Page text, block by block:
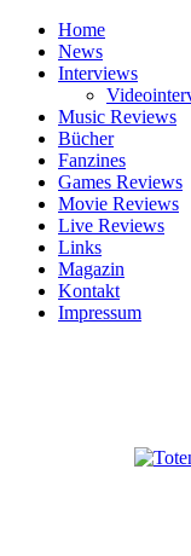
Home
News
Interviews
Music Reviews
Bücher
Fanzines
Games Reviews
Movie Reviews
Live Reviews
Links
Magazin
Kontakt
Impressum